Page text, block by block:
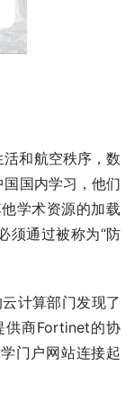
和航空秩序，数
国内学习，他们
学术资源的加载
须通过被称为“防
计算部门发现了
供商Fortinet的协
门户网站连接起